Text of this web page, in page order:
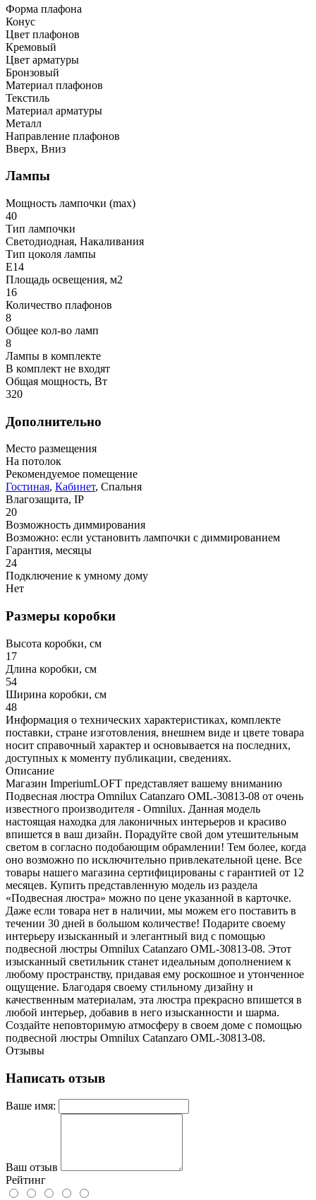
Форма плафона
Конус
Цвет плафонов
Кремовый
Цвет арматуры
Бронзовый
Материал плафонов
Текстиль
Материал арматуры
Металл
Направление плафонов
Вверх, Вниз
Лампы
Мощность лампочки (max)
40
Тип лампочки
Светодиодная, Накаливания
Тип цоколя лампы
E14
Площадь освещения, м2
16
Количество плафонов
8
Общее кол-во ламп
8
Лампы в комплекте
В комплект не входят
Общая мощность, Вт
320
Дополнительно
Место размещения
На потолок
Рекомендуемое помещение
Гостиная, Кабинет, Спальня
Влагозащита, IP
20
Возможность диммирования
Возможно: если установить лампочки с диммированием
Гарантия, месяцы
24
Подключение к умному дому
Нет
Размеры коробки
Высота коробки, см
17
Длина коробки, см
54
Ширина коробки, см
48
Информация о технических характеристиках, комплекте
поставки, стране изготовления, внешнем виде и цвете товара
носит справочный характер и основывается на последних,
доступных к моменту публикации, сведениях.
Описание
Магазин ImperiumLOFT представляет вашему вниманию
Подвесная люстра Omnilux Catanzaro OML-30813-08 от очень
известного производителя - Omnilux. Данная модель
настоящая находка для лаконичных интерьеров и красиво
впишется в ваш дизайн. Порадуйте свой дом утешительным
светом в согласно подобающим обрамлении! Тем более, когда
оно возможно по исключительно привлекательной цене. Все
товары нашего магазина сертифицированы с гарантией от 12
месяцев. Купить представленную модель из раздела
«Подвесная люстра» можно по цене указанной в карточке.
Даже если товара нет в наличии, мы можем его поставить в
течении 30 дней в большом количестве! Подарите своему
интерьеру изысканный и элегантный вид с помощью
подвесной люстры Omnilux Catanzaro OML-30813-08. Этот
изысканный светильник станет идеальным дополнением к
любому пространству, придавая ему роскошное и утонченное
ощущение. Благодаря своему стильному дизайну и
качественным материалам, эта люстра прекрасно впишется в
любой интерьер, добавив в него изысканности и шарма.
Создайте неповторимую атмосферу в своем доме с помощью
подвесной люстры Omnilux Catanzaro OML-30813-08.
Отзывы
Написать отзыв
Ваше имя:
Ваш отзыв
Рейтинг